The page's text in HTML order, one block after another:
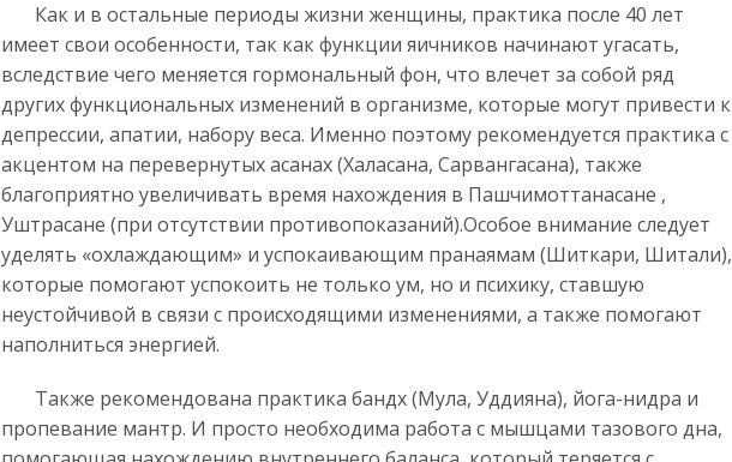
Как и в остальные периоды жизни женщины, практика после 40 лет
имеет свои особенности, так как функции яичников начинают угасать,
вследствие чего меняется гормональный фон, что влечет за собой ряд
других функциональных изменений в организме, которые могут привести к
депрессии, апатии, набору веса. Именно поэтому рекомендуется практика с
акцентом на перевернутых асанах (Халасана, Сарвангасана), также
благоприятно увеличивать время нахождения в Пашчимоттанасане ,
Уштрасане (при отсутствии противопоказаний).Особое внимание следует
уделять «охлаждающим» и успокаивающим пранаямам (Шиткари, Шитали),
которые помогают успокоить не только ум, но и психику, ставшую
неустойчивой в связи с происходящими изменениями, а также помогают
наполниться энергией.
Также рекомендована практика бандх (Мула, Уддияна), йога-нидра и
пропевание мантр. И просто необходима работа с мышцами тазового дна,